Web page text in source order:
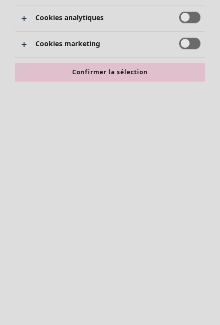
Promos SOLDES
Les promos de Gudrun Sjödén
Nouvel arrivage
Bonnes affaires en soldes - jusqu'à -70
Cookies analytiques
Cookies marketing
Confirmer la sélection